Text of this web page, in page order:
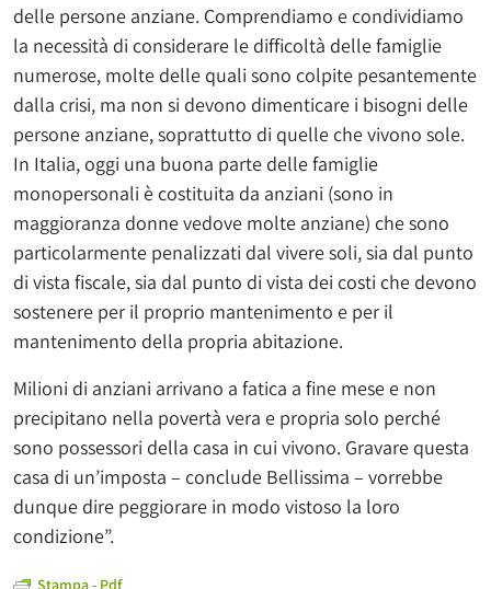
delle persone anziane. Comprendiamo e condividiamo
la necessità di considerare le difficoltà delle famiglie
numerose, molte delle quali sono colpite pesantemente
dalla crisi, ma non si devono dimenticare i bisogni delle
persone anziane, soprattutto di quelle che vivono sole.
In Italia, oggi una buona parte delle famiglie
monopersonali è costituita da anziani (sono in
maggioranza donne vedove molte anziane) che sono
particolarmente penalizzati dal vivere soli, sia dal punto
di vista fiscale, sia dal punto di vista dei costi che devono
sostenere per il proprio mantenimento e per il
mantenimento della propria abitazione.
Milioni di anziani arrivano a fatica a fine mese e non
precipitano nella povertà vera e propria solo perché
sono possessori della casa in cui vivono. Gravare questa
casa di un’imposta – conclude Bellissima – vorrebbe
dunque dire peggiorare in modo vistoso la loro
condizione”.
Stampa - Pdf